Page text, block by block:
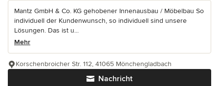
Mantz GmbH & Co. KG gehobener Innenausbau / Möbelbau So
individuell der Kundenwunsch, so individuell sind unsere
Lösungen. Das ist u...
Mehr
Nachricht
Korschenbroicher Str. 112, 41065 Mönchengladbach